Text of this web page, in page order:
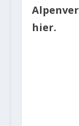
hier.